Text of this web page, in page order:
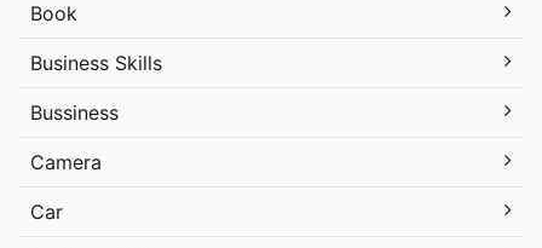
Book
Business Skills
Bussiness
Camera
Car